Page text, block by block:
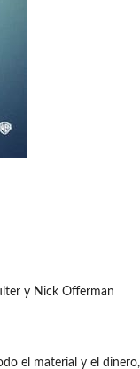
y Nick Offerman
el material y el